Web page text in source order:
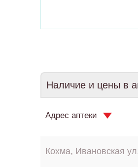
Наличие и цены в
Адрес аптеки
Кохма, Ивановская